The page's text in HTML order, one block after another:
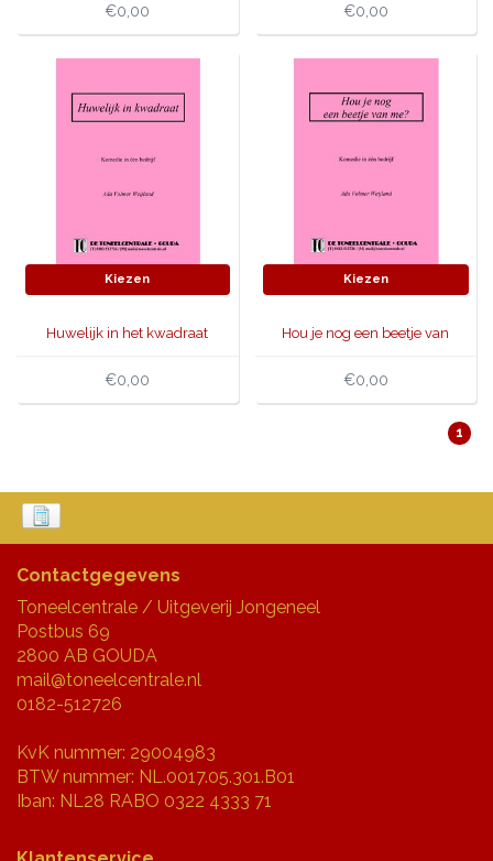
€0,00 €0,00
Kiezen
Huwelijk in het kwadraat
€0,00
Kiezen
Hou je nog een beetje van
€0,00
1
Contactgegevens
Toneelcentrale / Uitgeverij Jongeneel
Postbus 69
2800 AB GOUDA
mail@toneelcentrale.nl
0182-512726
KvK nummer: 29004983
BTW nummer: NL.0017.05.301.B01
Iban: NL28 RABO 0322 4333 71